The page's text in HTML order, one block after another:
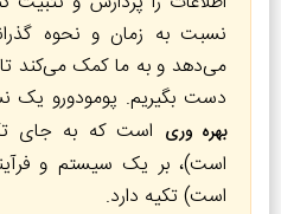
نسبت به زمان و نحوه
می‌دهد و به ما کمک می‌کند تا
دست بگیریم. پومودورو یک
بهره وری است که به جای
است)، بر یک سیستم و
است) تکیه دارد.